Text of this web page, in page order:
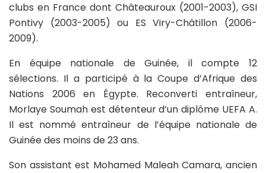
clubs en France dont Châteauroux (2001-2003), GSI
Pontivy (2003-2005) ou ES Viry-Châtillon (2006-
2009).
En équipe nationale de Guinée, il compte 12
sélections. Il a participé à la Coupe d’Afrique des
Nations 2006 en Égypte. Reconverti entraîneur,
Morlaye Soumah est détenteur d’un diplôme UEFA A.
Il est nommé entraîneur de l’équipe nationale de
Guinée des moins de 23 ans.
Son assistant est Mohamed Maleah Camara, ancien